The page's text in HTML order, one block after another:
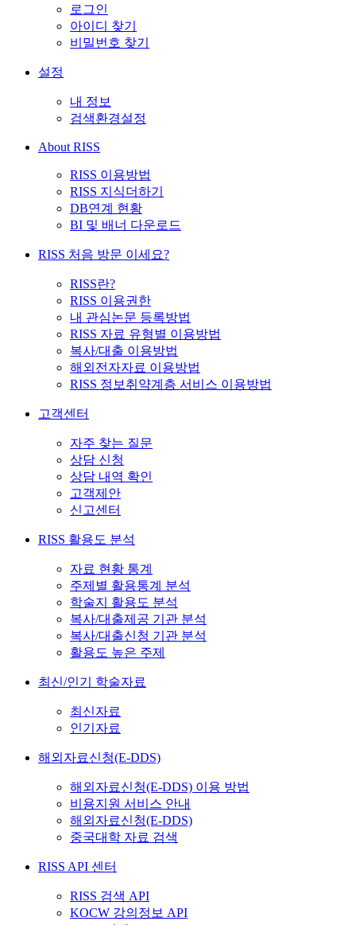
로그인
아이디 찾기
비밀번호 찾기
설정
내 정보
검색환경설정
About RISS
RISS 이용방법
RISS 지식더하기
DB연계 현황
BI 및 배너 다운로드
RISS 처음 방문 이세요?
RISS란?
RISS 이용권한
내 관심논문 등록방법
RISS 자료 유형별 이용방법
복사/대출 이용방법
해외전자자료 이용방법
RISS 정보취약계층 서비스 이용방법
고객센터
자주 찾는 질문
상담 신청
상담 내역 확인
고객제안
신고센터
RISS 활용도 분석
자료 현황 통계
주제별 활용통계 분석
학술지 활용도 분석
복사/대출제공 기관 분석
복사/대출신청 기관 분석
활용도 높은 주제
최신/인기 학술자료
최신자료
인기자료
해외자료신청(E-DDS)
해외자료신청(E-DDS) 이용 방법
비용지원 서비스 안내
해외자료신청(E-DDS)
중국대학 자료 검색
RISS API 센터
RISS 검색 API
KOCW 강의정보 API